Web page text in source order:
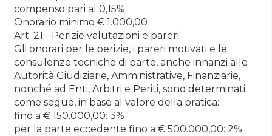
compenso pari al 0,15%.
Onorario minimo € 1.000,00
Art. 21 - Perizie valutazioni e pareri
Gli onorari per le perizie, i pareri motivati e le
consulenze tecniche di parte, anche innanzi alle
Autorità Giudiziarie, Amministrative, Finanziarie,
nonché ad Enti, Arbitri e Periti, sono determinati
come segue, in base al valore della pratica:
fino a € 150.000,00: 3%
per la parte eccedente fino a € 500.000,00: 2%